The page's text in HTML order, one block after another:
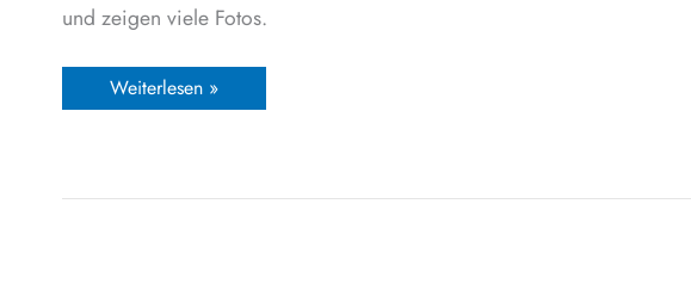
und zeigen viele Fotos.
Weiterlesen »